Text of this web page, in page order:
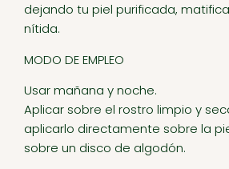
dejando tu piel purificada,
nítida.
MODO DE EMPLEO
Usar mañana y noche.
Aplicar sobre el rostro limpio y
aplicarlo directamente sobre la
sobre un disco de algodón.